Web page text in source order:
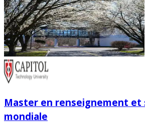
Master en renseignement et
mondiale